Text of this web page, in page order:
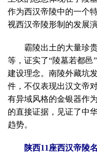
作为西汉帝陵中的一个
视西汉帝陵形制的发展演
霸陵出土的大量珍贵
等，证实了“陵墓若都邑
建设理念。南陵外藏坑
件，不仅表现出汉文帝
有异域风格的金银器作
的直接证据，见证了中
趋势。
陕西11座西汉帝陵